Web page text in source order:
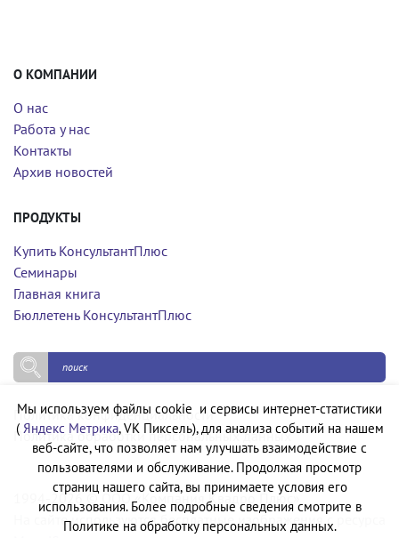
О КОМПАНИИ
О нас
Работа у нас
Контакты
Архив новостей
ПРОДУКТЫ
Купить КонсультантПлюс
Семинары
Главная книга
Бюллетень КонсультантПлюс
Политика конфиденциальности
Политика обработки персональных данных
1994-2026 © ООО «Компания Квадро Плюс»
На сайте используются бесплатные изображения с ресурса
Мы используем файлы cookie и сервисы интернет-статистики
( Яндекс Метрика, VK Пиксель), для анализа событий на нашем
веб-сайте, что позволяет нам улучшать взаимодействие с
пользователями и обслуживание. Продолжая просмотр
страниц нашего сайта, вы принимаете условия его
использования. Более подробные сведения смотрите в
Политике на обработку персональных данных.